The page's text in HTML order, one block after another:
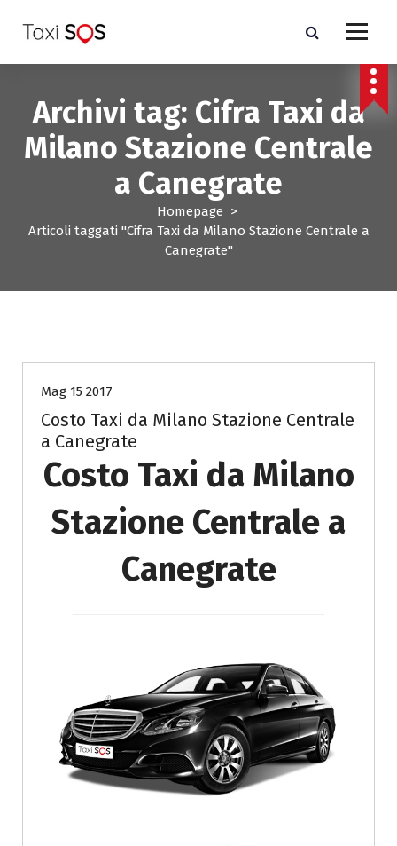
a
Archivi tag: Cifra Taxi da
Milano Stazione Centrale
a Canegrate
Homepage >
Articoli taggati "Cifra Taxi da Milano Stazione Centrale a
Canegrate"
Mag 15 2017
Costo Taxi da Milano Stazione Centrale
a Canegrate
Costo Taxi da Milano
Stazione Centrale a
Canegrate